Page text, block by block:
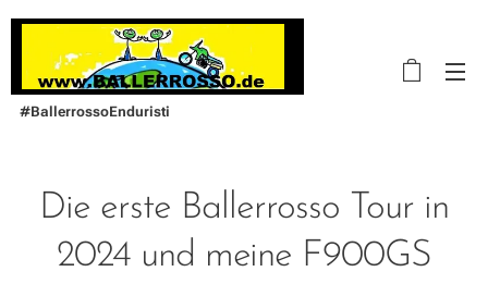
#BallerrossoEnduristi
Die erste Ballerrosso Tour in
2024 und meine F900GS